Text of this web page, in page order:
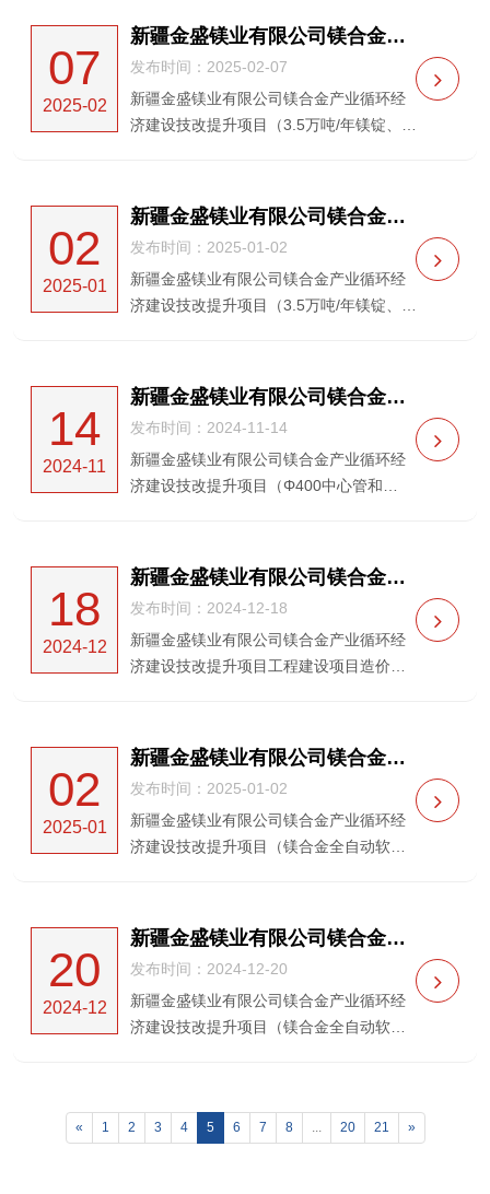
公司镁合金产业循环经济建设技改提升项
目微机配料系统设备采...
07
2025-02
新疆金盛镁业有限公司镁合金产业循环经济建设技改提升项目（3.5万吨/年镁锭、镁合金各工序起重机）采购及安装项目 中标候选人公示
发布时间：2025-02-07
新疆金盛镁业有限公司镁合金产业循环经
济建设技改提升项目（3.5万吨/年镁锭、镁
有限公司镁合金产业循环经济建设技改提
升项目（3.5万吨/年...
02
2025-01
新疆金盛镁业有限公司镁合金产业循环经济建设技改提升项目（3.5万吨/年镁锭、镁合金各工序起重机）采购及安装项目招标公告 招标公告
发布时间：2025-01-02
新疆金盛镁业有限公司镁合金产业循环经
济建设技改提升项目（3.5万吨/年镁锭、镁
20240603）新疆金盛镁业有限公司就新疆
金盛镁业有限公司镁合金...
14
2024-11
新疆金盛镁业有限公司镁合金产业循环经济建设技改提升项目 （Φ400中心管和Φ850还原罐离心机及相关配套设备采购）招标公告
发布时间：2024-11-14
新疆金盛镁业有限公司镁合金产业循环经
济建设技改提升项目（Φ400中心管和
新疆金盛镁业有限公司就新疆金盛镁业有
限公司镁合金产业循环...
18
2024-12
新疆金盛镁业有限公司镁合金产业循环经济建设技改提升项目 工程建设项目造价咨询和全过程跟踪审计采购招标公告
发布时间：2024-12-18
新疆金盛镁业有限公司镁合金产业循环经
济建设技改提升项目工程建设项目造价咨
限公司就新疆金盛镁业有限公司镁合金产
业循环经济建设技改...
02
2025-01
新疆金盛镁业有限公司镁合金产业循环经济建设技改提升项目（镁合金全自动软水供货） 中标候选人公示
发布时间：2025-01-02
新疆金盛镁业有限公司镁合金产业循环经
济建设技改提升项目（镁合金全自动软水
建设技改提升项目（镁合金全自动软水供
货）二、项目编号：H...
20
2024-12
新疆金盛镁业有限公司镁合金产业循环经济建设技改提升项目（镁合金全自动软水供货） 招标公告
发布时间：2024-12-20
新疆金盛镁业有限公司镁合金产业循环经
济建设技改提升项目（镁合金全自动软水
设技改提升项目（镁合...
« 1 2 3 4 5 6 7 8 ... 20 21 »